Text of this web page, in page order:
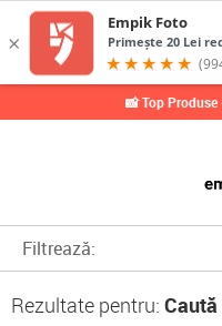
📸 Top Produse
Filtrează:
Rezultate pentru: Caută